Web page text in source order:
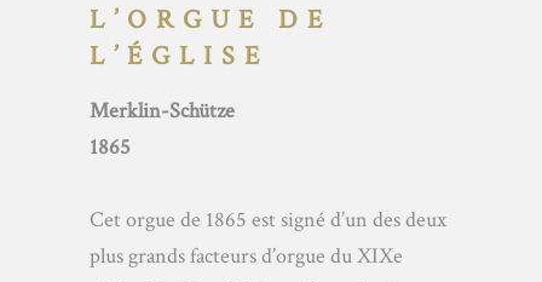
L’ORGUE DE
L’ÉGLISE
Merklin-Schütze
1865
Cet orgue de 1865 est signé d’un des deux
plus grands facteurs d’orgue du XIXe